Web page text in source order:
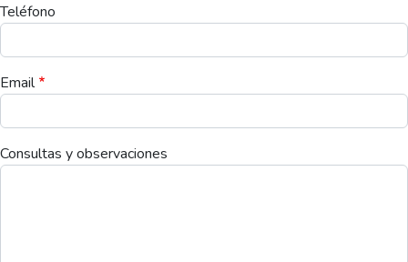
Teléfono
Email
Consultas y observaciones